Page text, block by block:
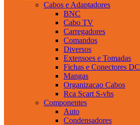
Cabos e Adaptadores
BNC
Cabo TV
Carregadores
Comandos
Diversos
Extensoes e Tomadas
Fichas e Conectores DC
Mangas
Organizacao Cabos
Rca Scart S-vhs
Componentes
Auto
Condensadores